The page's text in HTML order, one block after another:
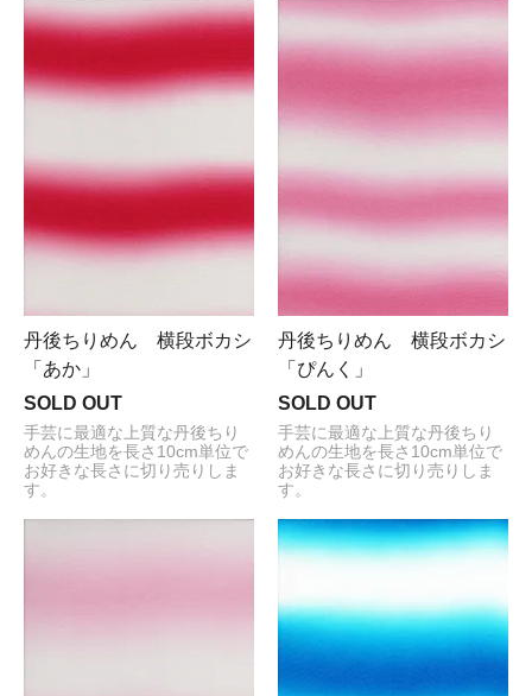
丹後ちりめん 横段ボカシ
「あか」
SOLD OUT
手芸に最適な上質な丹後ちり
めんの生地を長さ10cm単位で
お好きな長さに切り売りしま
す。
丹後ちりめん 横段ボカシ
「ぴんく」
SOLD OUT
手芸に最適な上質な丹後ちり
めんの生地を長さ10cm単位で
お好きな長さに切り売りしま
す。